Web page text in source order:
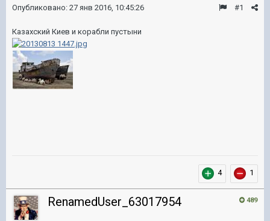
#1
Опубликовано: 27 янв 2016, 10:45:26
Казахский Киев и корабли пустыни
4 1
489
RenamedUser_63017954